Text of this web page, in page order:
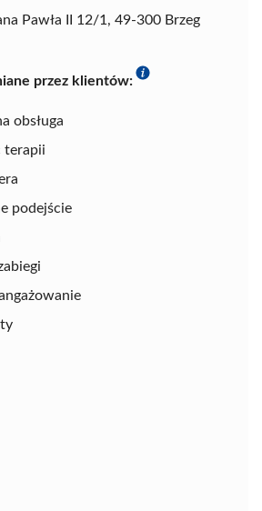
Pawła II 12/1, 49-300 Brzeg
przez klientów:
obsługa
terapii
podejście